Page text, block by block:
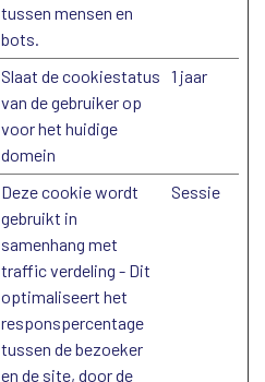
tussen mensen en
bots.
Slaat de cookiestatus
van de gebruiker op
voor het huidige
domein
1 jaar
Deze cookie wordt
gebruikt in
samenhang met
traffic verdeling - Dit
optimaliseert het
responspercentage
tussen de bezoeker
en de site, door de
Sessie